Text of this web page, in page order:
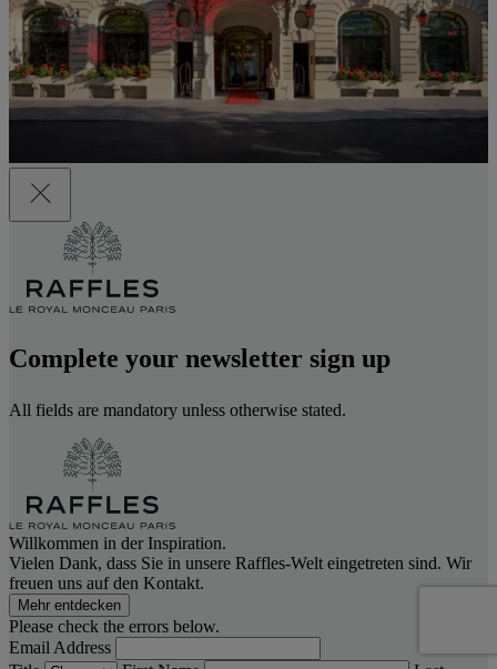
Complete your newsletter sign up
All fields are mandatory unless otherwise stated.
Willkommen in der Inspiration.
Vielen Dank, dass Sie in unsere Raffles-Welt eingetreten sind. Wir
freuen uns auf den Kontakt.
Mehr entdecken
Please check the errors below.
Email Address